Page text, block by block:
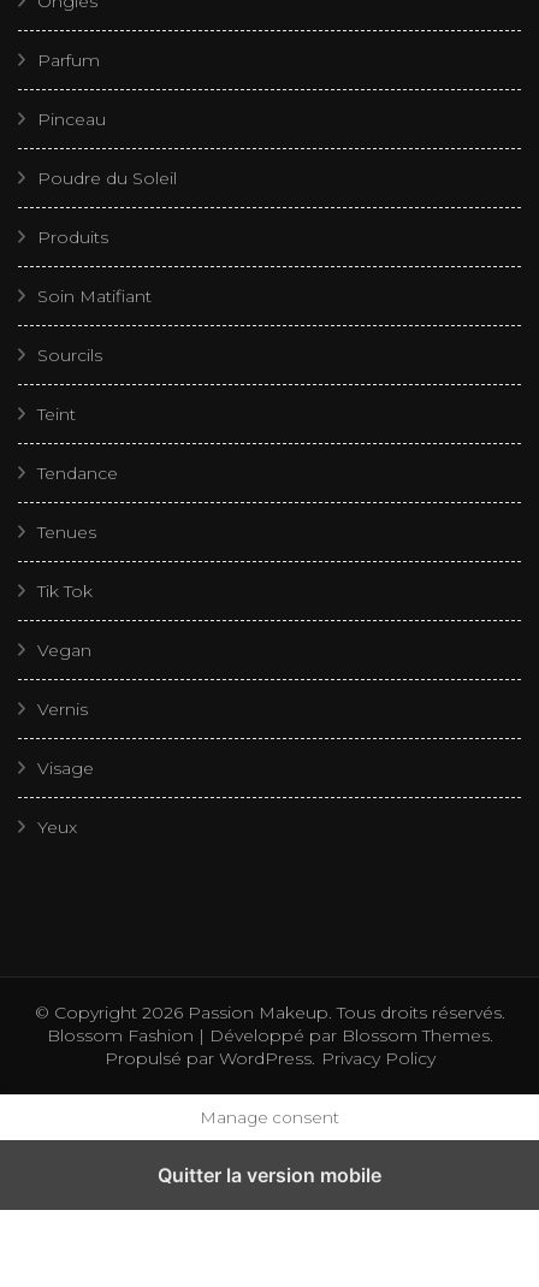
Parfum
Pinceau
Poudre du Soleil
Produits
Soin Matifiant
Sourcils
Teint
Tendance
Tenues
Tik Tok
Vegan
Vernis
Visage
Yeux
© Copyright 2026 Passion Makeup. Tous droits réservés.
Blossom Fashion | Développé parBlossom Themes.
Propulsé par WordPress. Privacy Policy
Manage consent
Quitter la version mobile